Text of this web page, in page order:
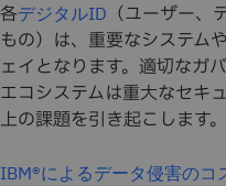
各デジタルID （ユーザー
もの）は、重要なシステム
ェイとなります。適切なガ
エコシステムは重大なセキ
上の課題を引き起こします。
IBM®によるデータ侵害のコ